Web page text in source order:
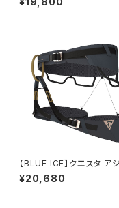
【BLUE ICE】クエスタ ア
ト
¥20,680